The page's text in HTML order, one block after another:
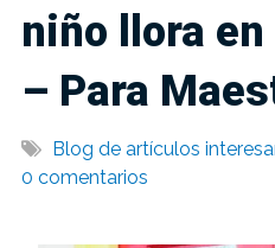
niño llora
– Para
Blog de artículos
0 comentarios